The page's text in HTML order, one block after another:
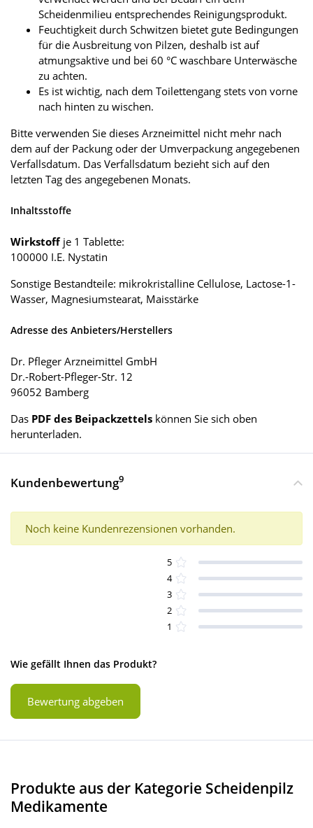
Scheidenmilieu entsprechendes Reinigungsprodukt.
Feuchtigkeit durch Schwitzen bietet gute Bedingungen
für die Ausbreitung von Pilzen, deshalb ist auf
atmungsaktive und bei 60 °C waschbare Unterwäsche
zu achten.
Es ist wichtig, nach dem Toilettengang stets von vorne
nach hinten zu wischen.
Bitte verwenden Sie dieses Arzneimittel nicht mehr nach
dem auf der Packung oder der Umverpackung angegebenen
Verfallsdatum. Das Verfallsdatum bezieht sich auf den
letzten Tag des angegebenen Monats.
Inhaltsstoffe
Wirkstoff je 1 Tablette:
100000 I.E. Nystatin
Sonstige Bestandteile: mikrokristalline Cellulose, Lactose-1-
Wasser, Magnesiumstearat, Maisstärke
Adresse des Anbieters/Herstellers
Dr. Pfleger Arzneimittel GmbH
Dr.-Robert-Pfleger-Str. 12
96052 Bamberg
Das PDF des Beipackzettels können Sie sich oben
herunterladen.
Kundenbewertung9
Noch keine Kundenrezensionen vorhanden.
5
4
3
2
1
Wie gefällt Ihnen das Produkt?
Bewertung abgeben
Produkte aus der Kategorie Scheidenpilz
Medikamente